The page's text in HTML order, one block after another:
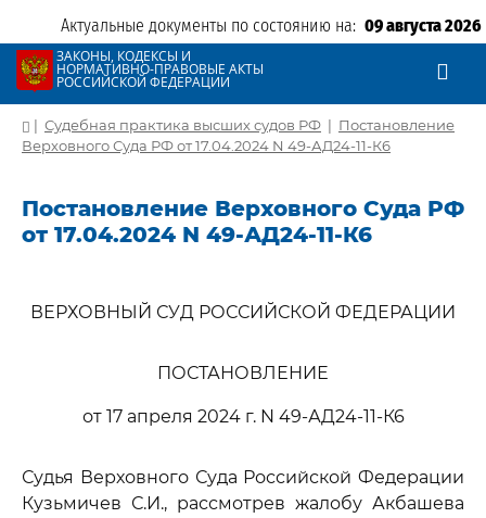
Актуальные документы по состоянию на: 09 августа 2026
ЗАКОНЫ, КОДЕКСЫ И
НОРМАТИВНО-ПРАВОВЫЕ АКТЫ
РОССИЙСКОЙ ФЕДЕРАЦИИ
| Судебная практика высших судов РФ | Постановление
Верховного Суда РФ от 17.04.2024 N 49-АД24-11-К6
Постановление Верховного Суда РФ
от 17.04.2024 N 49-АД24-11-К6
ВЕРХОВНЫЙ СУД РОССИЙСКОЙ ФЕДЕРАЦИИ
ПОСТАНОВЛЕНИЕ
от 17 апреля 2024 г. N 49-АД24-11-К6
Судья Верховного Суда Российской Федерации
Кузьмичев С.И., рассмотрев жалобу Акбашева